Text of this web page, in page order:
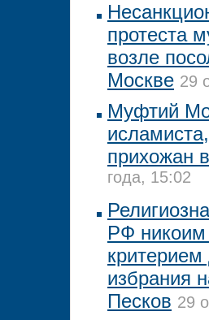
протеста
возле
Москве 29
Муфтий
прихожан
года, 15:02
РФ никоим
избрания
Песков 29